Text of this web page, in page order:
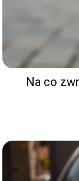
Na co